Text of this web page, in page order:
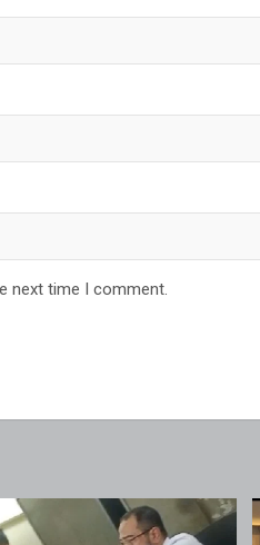
next time I comment.